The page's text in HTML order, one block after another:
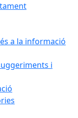
a la informació
i